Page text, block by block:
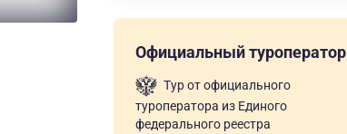
Официальный туроператор
Тур от официального
туроператора из Единого
федерального реестра